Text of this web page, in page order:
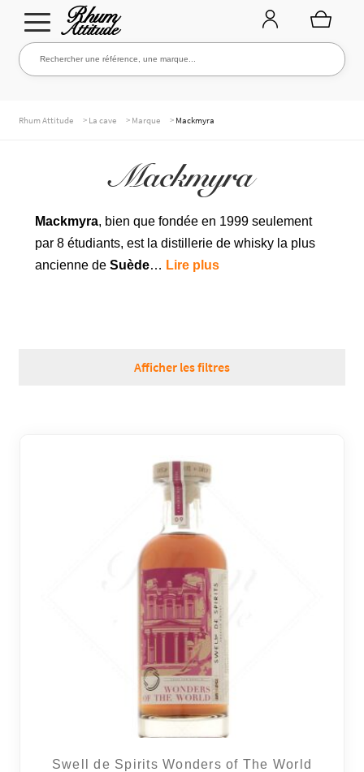
Aller
à
Aller
au
Rechercher une référence, une marque...
Rechercher
WHISKIES & +
Rhum Attitude > La cave > Marque > Mackmyra
Mackmyra
Mackmyra, bien que fondée en 1999 seulement
par 8 étudiants, est la distillerie de whisky la plus
ancienne deSuède… Lire plus
Afficher les filtres
Swell de Spirits Wonders of The World